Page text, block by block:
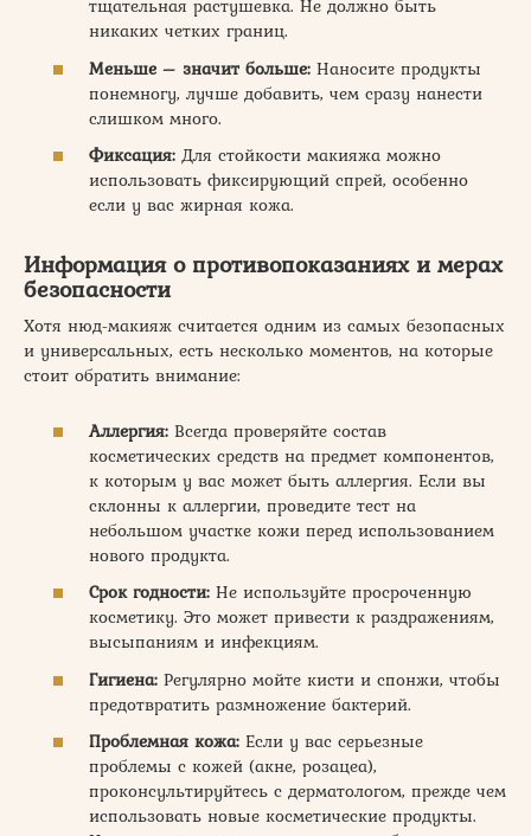
тщательная растушевка. Не должно быть
никаких четких границ.
Меньше – значит больше: Наносите продукты
понемногу, лучше добавить, чем сразу нанести
слишком много.
Фиксация: Для стойкости макияжа можно
использовать фиксирующий спрей, особенно
если у вас жирная кожа.
Информация о противопоказаниях и мерах
безопасности
Хотя нюд-макияж считается одним из самых безопасных
и универсальных, есть несколько моментов, на которые
стоит обратить внимание:
Аллергия: Всегда проверяйте состав
косметических средств на предмет компонентов,
к которым у вас может быть аллергия. Если вы
склонны к аллергии, проведите тест на
небольшом участке кожи перед использованием
нового продукта.
Срок годности: Не используйте просроченную
косметику. Это может привести к раздражениям,
высыпаниям и инфекциям.
Гигиена: Регулярно мойте кисти и спонжи, чтобы
предотвратить размножение бактерий.
Проблемная кожа: Если у вас серьезные
проблемы с кожей (акне, розацеа),
проконсультируйтесь с дерматологом, прежде чем
использовать новые косметические продукты.